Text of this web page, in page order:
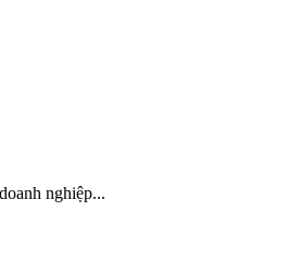
nghiệp...